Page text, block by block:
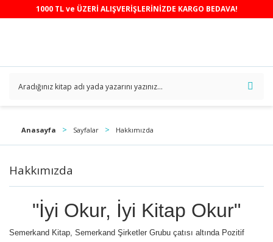
1000 TL ve ÜZERİ ALIŞVERİŞLERİNİZDE KARGO BEDAVA!
Anasayfa Sayfalar Hakkımızda
Hakkımızda
"İyi Okur, İyi Kitap Okur"
Semerkand Kitap, Semerkand Şirketler Grubu çatısı altında Pozitif